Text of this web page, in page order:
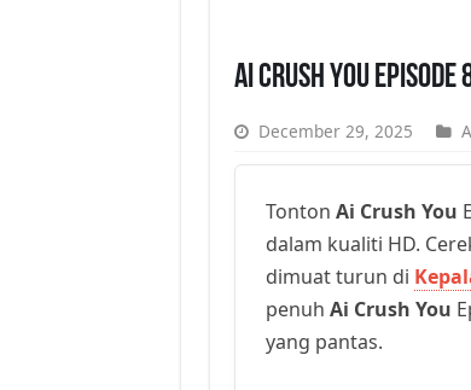
Ai Crush You Episode
December 29, 2025
Tonton Ai Crush You
dalam kualiti HD.
dimuat turun di
penuh Ai Crush You
yang pantas.